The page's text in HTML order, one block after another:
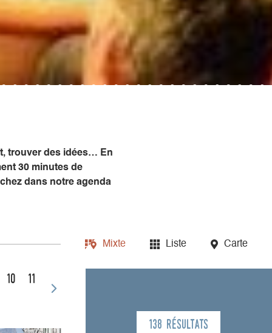
trouver des idées… En
30 minutes de
dans notre agenda
Mixte Liste Carte
10 11
138 résultats